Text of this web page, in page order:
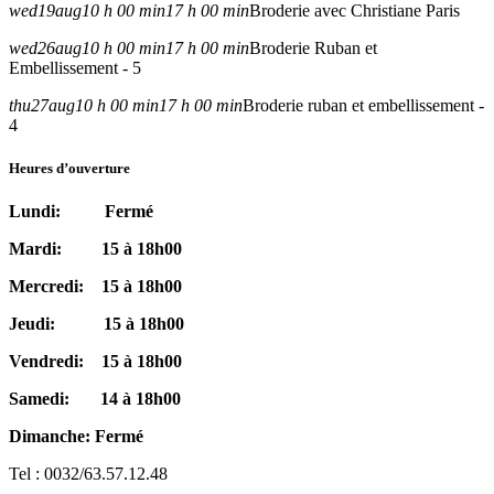
wed19aug10 h 00 min17 h 00 minBroderie avec Christiane Paris
wed26aug10 h 00 min17 h 00 minBroderie Ruban et
Embellissement - 5
thu27aug10 h 00 min17 h 00 minBroderie ruban et embellissement -
4
Heures d’ouverture
Lundi: Fermé
Mardi: 15 à 18h00
Mercredi: 15 à 18h00
Jeudi: 15 à 18h00
Vendredi: 15 à 18h00
Samedi: 14 à 18h00
Dimanche: Fermé
Tel : 0032/63.57.12.48